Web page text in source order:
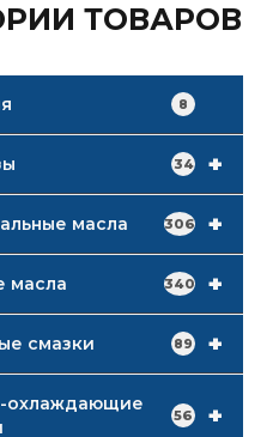
ТОВАРОВ
8
+
34
+
масла 306
+
масла 340
+
смазки 89
+
охлаждающие
56